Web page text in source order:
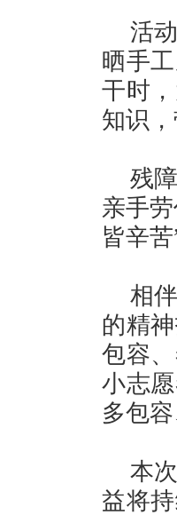
活
晒手
干时
知识
残
亲手
皆辛苦
相
的精
包容
小志
多包
本
益将